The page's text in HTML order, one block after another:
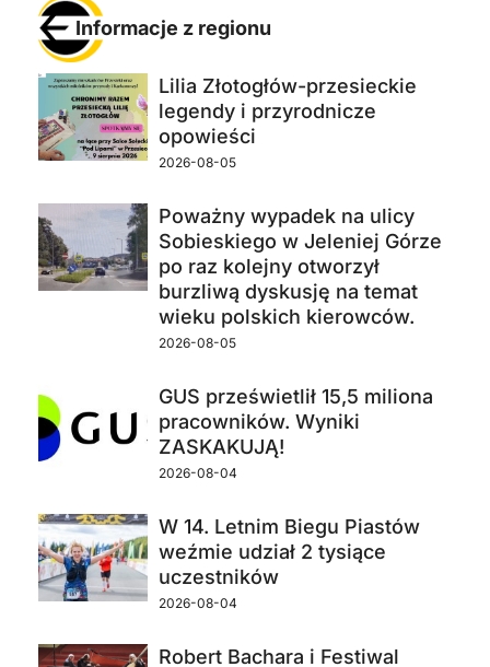
Informacje z regionu
Lilia Złotogłów-przesieckie
legendy i przyrodnicze
opowieści
2026-08-05
Poważny wypadek na ulicy
Sobieskiego w Jeleniej Górze
po raz kolejny otworzył
burzliwą dyskusję na temat
wieku polskich kierowców.
2026-08-05
GUS prześwietlił 15,5 miliona
pracowników. Wyniki
ZASKAKUJĄ!
2026-08-04
W 14. Letnim Biegu Piastów
weźmie udział 2 tysiące
uczestników
2026-08-04
Robert Bachara i Festiwal